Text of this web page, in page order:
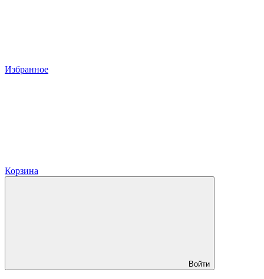
Избранное
Корзина
Войти